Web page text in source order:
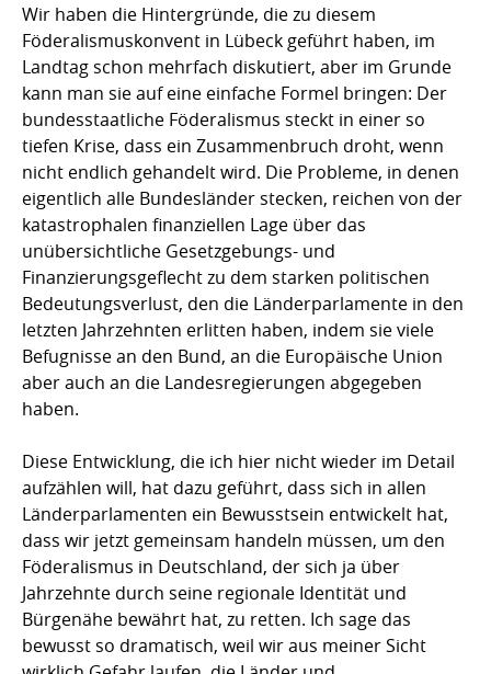
Wir haben die Hintergründe, die zu diesem
Föderalismuskonvent in Lübeck geführt haben, im
Landtag schon mehrfach diskutiert, aber im Grunde
kann man sie auf eine einfache Formel bringen: Der
bundesstaatliche Föderalismus steckt in einer so
tiefen Krise, dass ein Zusammenbruch droht, wenn
nicht endlich gehandelt wird. Die Probleme, in denen
eigentlich alle Bundesländer stecken, reichen von der
katastrophalen finanziellen Lage über das
unübersichtliche Gesetzgebungs- und
Finanzierungsgeflecht zu dem starken politischen
Bedeutungsverlust, den die Länderparlamente in den
letzten Jahrzehnten erlitten haben, indem sie viele
Befugnisse an den Bund, an die Europäische Union
aber auch an die Landesregierungen abgegeben
haben.
Diese Entwicklung, die ich hier nicht wieder im Detail
aufzählen will, hat dazu geführt, dass sich in allen
Länderparlamenten ein Bewusstsein entwickelt hat,
dass wir jetzt gemeinsam handeln müssen, um den
Föderalismus in Deutschland, der sich ja über
Jahrzehnte durch seine regionale Identität und
Bürgenähe bewährt hat, zu retten. Ich sage das
bewusst so dramatisch, weil wir aus meiner Sicht